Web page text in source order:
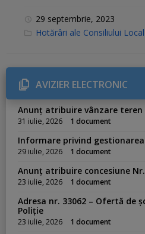
29 septembrie, 2023
C
r
i
e
s
Hotărâri ale Consiliului
AVIZIER ELECTRONIC
Anunț atribuire vânzare teren
31 iulie, 2026 1 document
Informare privind
29 iulie, 2026 1 document
Anunț atribuire concesiune Nr.
23 iulie, 2026 1 document
Adresa nr. 33062 – Ofertă de
Poliție
23 iulie, 2026 1 document